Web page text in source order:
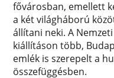
fővárosban, emellett
a két világháború
állítani neki. A
kiállításon több,
emlék is szerepelt a
összefüggésben.